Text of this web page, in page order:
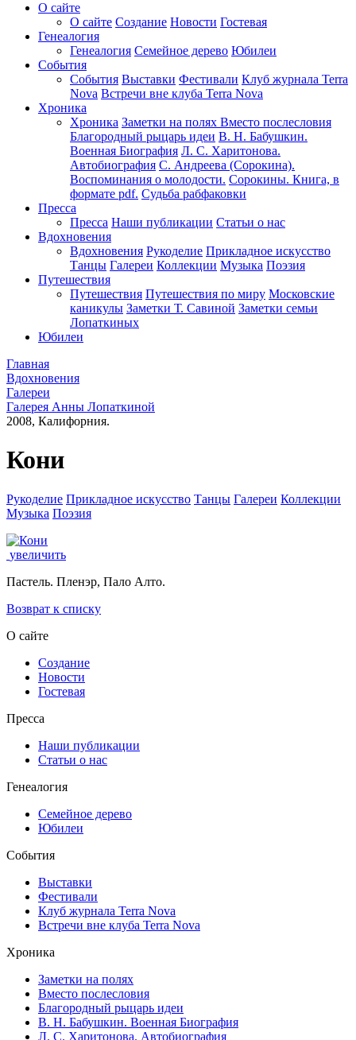
О сайте
О сайте Создание Новости Гостевая
Генеалогия
Генеалогия Семейное дерево Юбилеи
События
События Выставки Фестивали Клуб журнала Terra
Nova Встречи вне клуба Terra Nova
Хроника
Хроника Заметки на полях Вместо послесловия
Благородный рыцарь идеи В. Н. Бабушкин.
Военная Биография Л. С. Харитонова.
Автобиография С. Андреева (Сорокина).
Воспоминания о молодости. Сорокины. Книга, в
формате pdf. Судьба рабфаковки
Пресса
Пресса Наши публикации Статьи о нас
Вдохновения
Вдохновения Рукоделие Прикладное искусство
Танцы Галереи Коллекции Музыка Поэзия
Путешествия
Путешествия Путешествия по миру Московские
каникулы Заметки Т. Савиной Заметки семьи
Лопаткиных
Юбилеи
Главная
Вдохновения
Галереи
Галерея Анны Лопаткиной
2008, Калифорния.
Кони
Рукоделие Прикладное искусство Танцы Галереи Коллекции
Музыка Поэзия
увеличить
Пастель. Пленэр, Пало Алто.
Возврат к списку
О сайте
Создание
Новости
Гостевая
Пресса
Наши публикации
Статьи о нас
Генеалогия
Семейное дерево
Юбилеи
События
Выставки
Фестивали
Клуб журнала Terra Nova
Встречи вне клуба Terra Nova
Хроника
Заметки на полях
Вместо послесловия
Благородный рыцарь идеи
В. Н. Бабушкин. Военная Биография
Л. С. Харитонова. Автобиография